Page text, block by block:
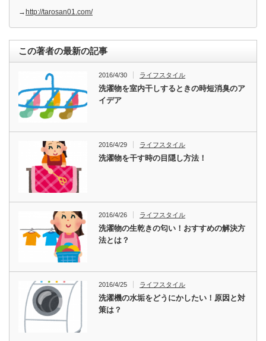
→http://tarosan01.com/
この著者の最新の記事
2016/4/30 ライフスタイル
洗濯物を室内干しするときの時短消臭のア
イデア
2016/4/29 ライフスタイル
洗濯物を干す時の目隠し方法！
2016/4/26 ライフスタイル
洗濯物の生乾きの匂い！おすすめの解決方
法とは？
2016/4/25 ライフスタイル
洗濯機の水垢をどうにかしたい！原因と対
策は？